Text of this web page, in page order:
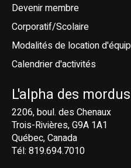
Devenir membre
Corporatif/Scolaire
Modalités de location
Calendrier d'activités
L'alpha des
2206, boul. des Chenaux
Trois-Rivières, G9A 1A1
Québec, Canada
Tél: 819.694.7010